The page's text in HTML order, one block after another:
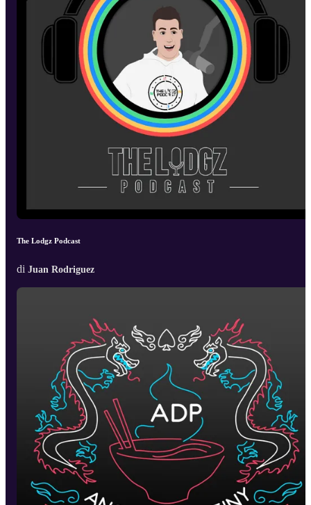
The Lodgz Podcast
di Juan Rodriguez